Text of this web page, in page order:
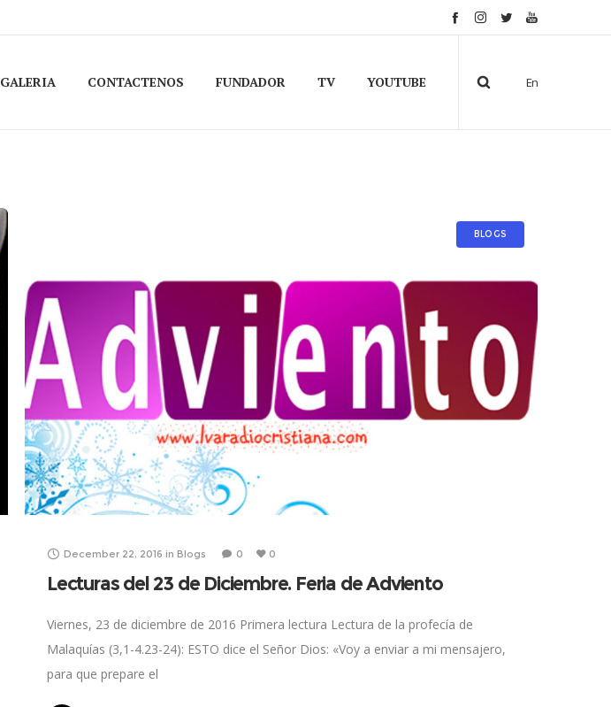
En
GALERIA CONTACTENOS FUNDADOR TV YOUTUBE
BLOGS
December 22, 2016 in Blogs 0 0
Lecturas del 23 de Diciembre. Feria de Adviento
Viernes, 23 de diciembre de 2016 Primera lectura Lectura de la profecía de
Malaquías (3,1-4.23-24): ESTO dice el Señor Dios: «Voy a enviar a mi mensajero,
para que prepare el